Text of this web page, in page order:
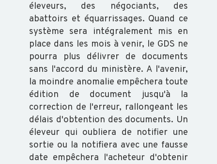
VOUS
FORMER
CATALOGUE
DOCUMENTS
GÉNÉRAUX
SALMONELLES
éleveurs, des négociants, des
abattoirs et équarrissages. Quand ce
système sera intégralement mis en
place dans les mois à venir, le GDS ne
pourra plus délivrer de documents
sans l'accord du ministère. A l'avenir,
la moindre anomalie empêchera toute
édition de document jusqu'à la
correction de l'erreur, rallongeant les
délais d'obtention des documents. Un
éleveur qui oubliera de notifier une
sortie ou la notifiera avec une fausse
date empêchera l'acheteur d'obtenir